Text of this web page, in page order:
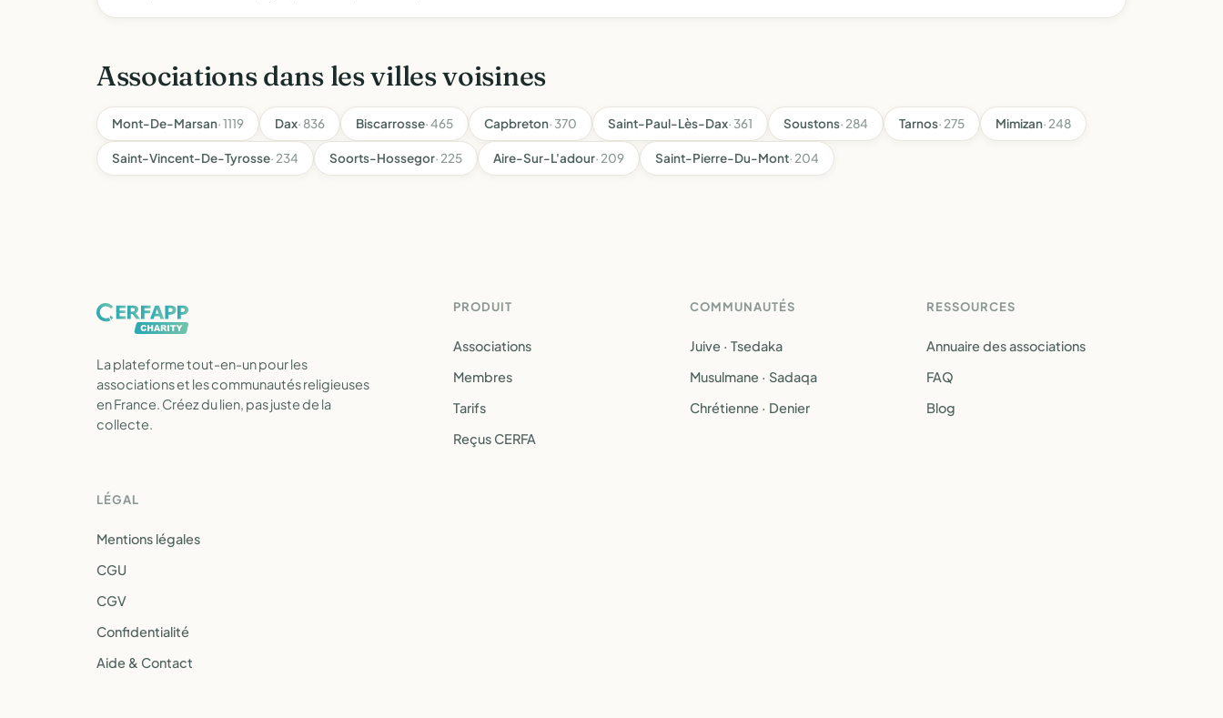
Associations dans les villes voisines
Mont-De-Marsan· 1119 Dax· 836 Biscarrosse· 465 Capbreton· 370 Saint-Paul-Lès-Dax· 361 Soustons· 284 Tarnos· 275 Mimizan· 248
Saint-Vincent-De-Tyrosse· 234 Soorts-Hossegor· 225 Aire-Sur-L'adour· 209 Saint-Pierre-Du-Mont· 204
La plateforme tout-en-un pour les
associations et les communautés religieuses
en France. Créez du lien, pas juste de la
collecte.
PRODUIT
Associations
Membres
Tarifs
Reçus CERFA
COMMUNAUTÉS
Juive · Tsedaka
Musulmane · Sadaqa
Chrétienne · Denier
RESSOURCES
Annuaire des associations
FAQ
Blog
LÉGAL
Mentions légales
CGU
CGV
Confidentialité
Aide & Contact